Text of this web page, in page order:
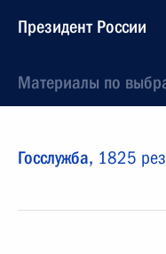
Президент России
Материалы по
Госслужба, 1825